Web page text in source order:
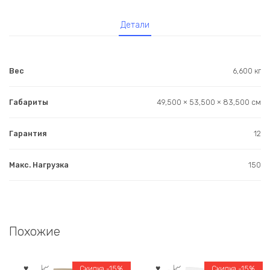
Детали
Вес 6,600 кг
Габариты 49,500 × 53,500 × 83,500 см
Гарантия 12
Макс. Нагрузка 150
Похожие